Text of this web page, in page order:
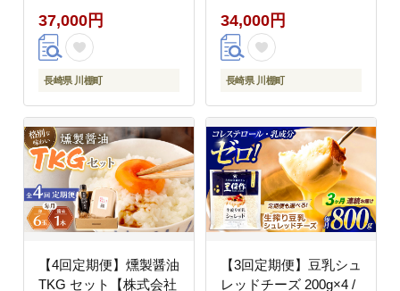
ー対応 ヘルシー コレス
テロールゼロ ソイミル
ク 健康 乳製品不使用
低カロリー パック【大
37,000円
長崎県 川棚町
ー対応 ヘルシー コレス
テロールゼロ ソイミル
ク 健康 乳製品不使用
低カロリー パック【大
34,000円
長崎県 川棚町
【4回定期便】燻製醤油
TKG セット【株式会社
【3回定期便】豆乳シュ
レッドチーズ 200g×4 /